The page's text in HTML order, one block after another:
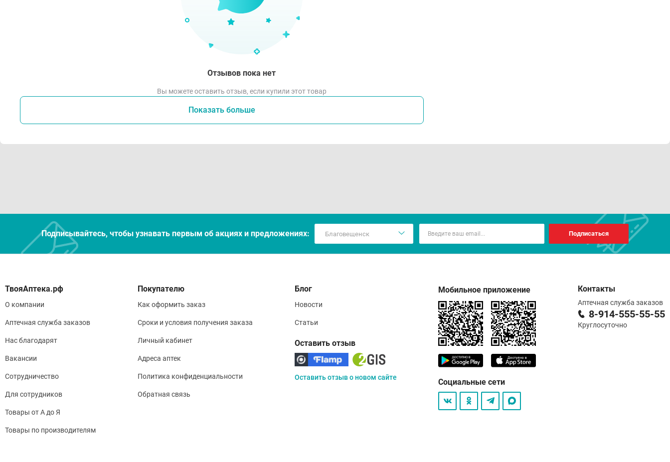
Отзывов пока нет
Вы можете оставить отзыв, если купили этот товар
Показать больше
Подписывайтесь, чтобы узнавать первым об акцияx и предложениях: Подписаться
О компании
Аптечная служба заказов
Нас благодарят
Вакансии
Сотрудничество
Для сотрудников
Товары от А до Я
Товары по производителям
Покупателю
Как оформить заказ
Сроки и условия получения заказа
Личный кабинет
Адреса аптек
Политика конфиденциальности
Обратная связь
Блог
Новости
Статьи
Оставить отзыв
Оставить отзыв о новом сайте
Мобильное приложение
Социальные сети
Контакты
Аптечная служба заказов
8-914-555-55-55
Круглосуточно